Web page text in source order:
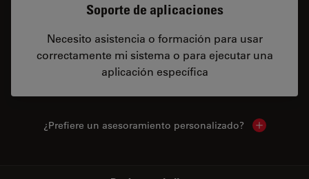
Soporte de aplicaciones
Necesito asistencia o formación para usar
correctamente mi sistema o para ejecutar una
aplicación específica
¿Prefiere un asesoramiento personalizado? Show local